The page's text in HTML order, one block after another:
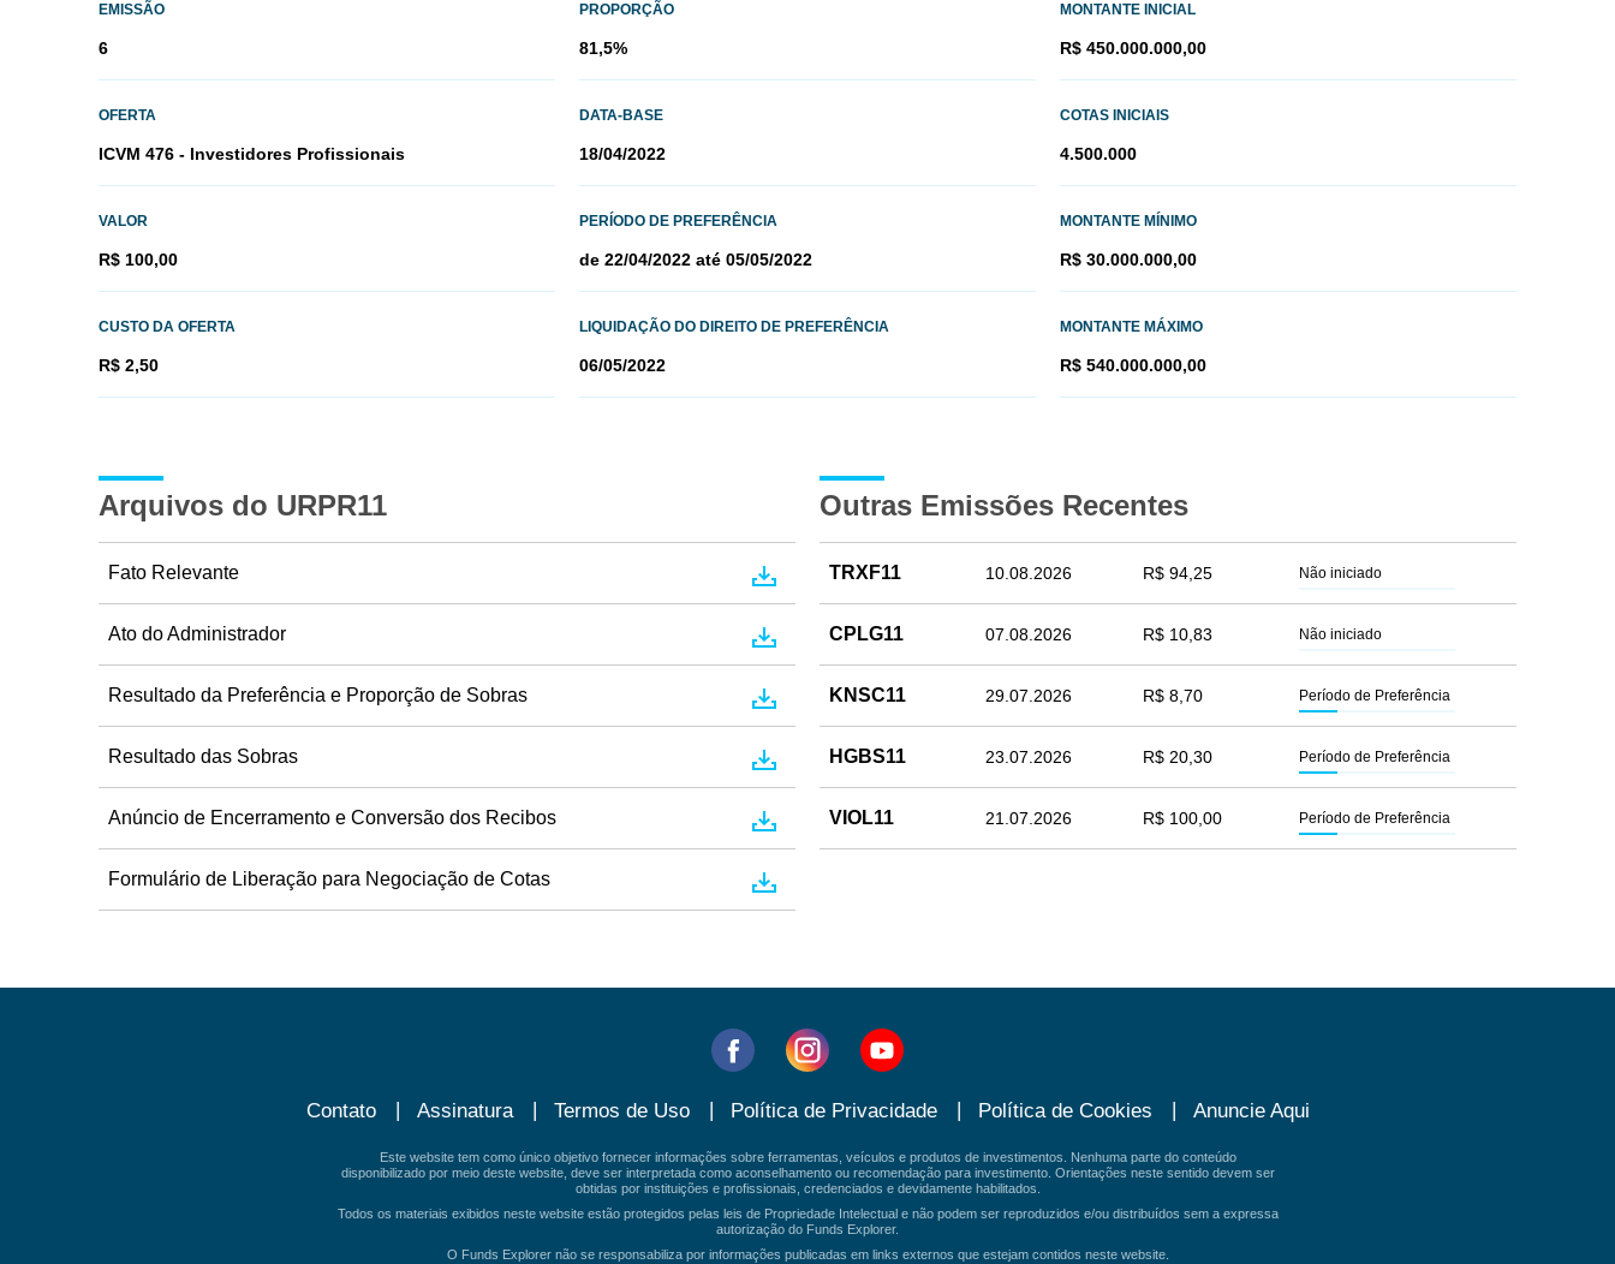
EMISSÃO
6
PROPORÇÃO
81,5%
MONTANTE INICIAL
R$ 450.000.000,00
OFERTA
ICVM 476 - Investidores Profissionais
DATA-BASE
18/04/2022
COTAS INICIAIS
4.500.000
VALOR
R$ 100,00
PERÍODO DE PREFERÊNCIA
de 22/04/2022 até 05/05/2022
MONTANTE MÍNIMO
R$ 30.000.000,00
CUSTO DA OFERTA
R$ 2,50
LIQUIDAÇÃO DO DIREITO DE PREFERÊNCIA
06/05/2022
MONTANTE MÁXIMO
R$ 540.000.000,00
Arquivos do URPR11
Fato Relevante
Ato do Administrador
Resultado da Preferência e Proporção de Sobras
Resultado das Sobras
Anúncio de Encerramento e Conversão dos Recibos
Formulário de Liberação para Negociação de Cotas
Outras Emissões Recentes
TRXF11 10.08.2026 R$ 94,25 Não iniciado
CPLG11 07.08.2026 R$ 10,83 Não iniciado
KNSC11 29.07.2026 R$ 8,70 Período de Preferência
HGBS11 23.07.2026 R$ 20,30 Período de Preferência
VIOL11 21.07.2026 R$ 100,00 Período de Preferência
Contato Assinatura Termos de Uso Política de Privacidade Política de Cookies Anuncie Aqui
Este website tem como único objetivo fornecer informações sobre ferramentas, veículos e produtos de investimentos. Nenhuma parte do conteúdo
disponibilizado por meio deste website, deve ser interpretada como aconselhamento ou recomendação para investimento. Orientações neste sentido devem ser
obtidas por instituições e profissionais, credenciados e devidamente habilitados.
Todos os materiais exibidos neste website estão protegidos pelas leis de Propriedade Intelectual e não podem ser reproduzidos e/ou distribuídos sem a expressa
autorização do Funds Explorer.
O Funds Explorer não se responsabiliza por informações publicadas em links externos que estejam contidos neste website.